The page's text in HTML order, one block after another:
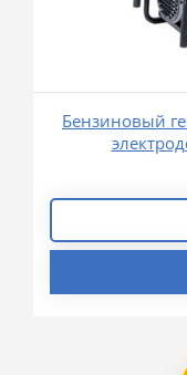
Бензиновый